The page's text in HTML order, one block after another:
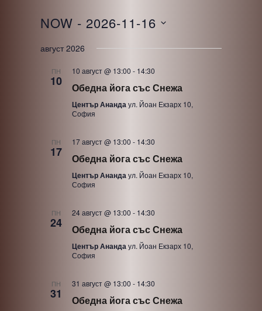
NOW - 2026-11-16
август 2026
ПН
10
10 август @ 13:00 - 14:30
Обедна йога със Снежа
Център Анандаул. Йоан Екзарх 10,
София
ПН
17
17 август @ 13:00 - 14:30
Обедна йога със Снежа
Център Анандаул. Йоан Екзарх 10,
София
ПН
24
24 август @ 13:00 - 14:30
Обедна йога със Снежа
Център Анандаул. Йоан Екзарх 10,
София
ПН
31
31 август @ 13:00 - 14:30
Обедна йога със Снежа